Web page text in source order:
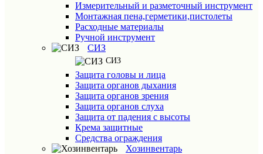
Измерительный и разметочный инструмент
Монтажная пена,герметики,пистолеты
Расходные материалы
Ручной инструмент
СИЗ
СИЗ
Защита головы и лица
Защита органов дыхания
Защита органов зрения
Защита органов слуха
Защита от падения с высоты
Крема защитные
Средства ограждения
Хозинвентарь